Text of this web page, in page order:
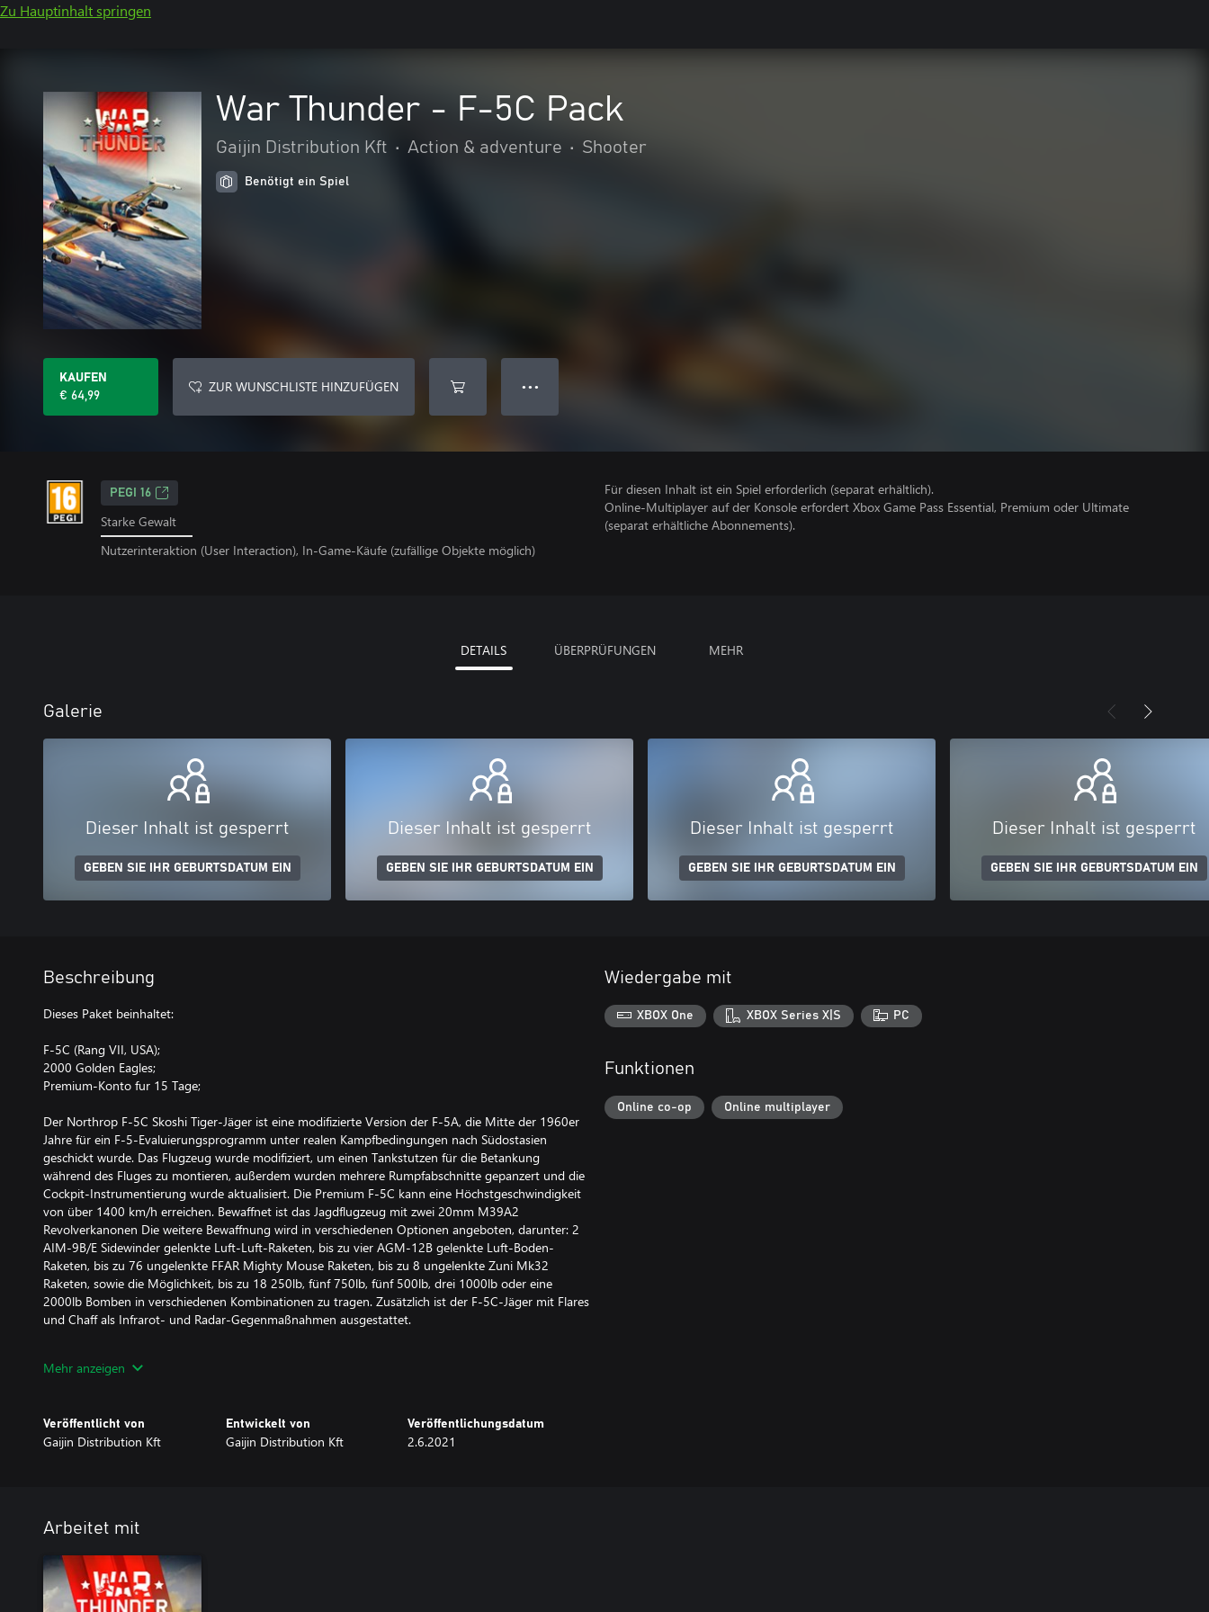
Zu Hauptinhalt springen
War Thunder - F-5C Pack
Gaijin Distribution Kft • Action & adventure • Shooter
Benötigt ein Spiel
KAUFEN
€ 64,99
ZUR WUNSCHLISTE HINZUFÜGEN ● ● ●
PEGI 16
Starke Gewalt
Nutzerinteraktion (User Interaction), In-Game-Käufe (zufällige Objekte möglich)
Für diesen Inhalt ist ein Spiel erforderlich (separat erhältlich).
Online-Multiplayer auf der Konsole erfordert Xbox Game Pass Essential, Premium oder Ultimate
(separat erhältliche Abonnements).
DETAILS ÜBERPRÜFUNGEN MEHR
Galerie
Dieser Inhalt ist gesperrt
GEBEN SIE IHR GEBURTSDATUM EIN
Dieser Inhalt ist gesperrt
GEBEN SIE IHR GEBURTSDATUM EIN
Dieser Inhalt ist gesperrt
GEBEN SIE IHR GEBURTSDATUM EIN
Dieser Inhalt ist gesperrt
GEBEN SIE IHR GEBURTSDATUM EIN
Beschreibung
Dieses Paket beinhaltet:
F-5C (Rang VII, USA);
2000 Golden Eagles;
Premium-Konto fur 15 Tage;
Der Northrop F-5C Skoshi Tiger-Jäger ist eine modifizierte Version der F-5A, die Mitte der 1960er
Jahre für ein F-5-Evaluierungsprogramm unter realen Kampfbedingungen nach Südostasien
geschickt wurde. Das Flugzeug wurde modifiziert, um einen Tankstutzen für die Betankung
während des Fluges zu montieren, außerdem wurden mehrere Rumpfabschnitte gepanzert und die
Cockpit-Instrumentierung wurde aktualisiert. Die Premium F-5C kann eine Höchstgeschwindigkeit
von über 1400 km/h erreichen. Bewaffnet ist das Jagdflugzeug mit zwei 20mm M39A2
Revolverkanonen Die weitere Bewaffnung wird in verschiedenen Optionen angeboten, darunter: 2
AIM-9B/E Sidewinder gelenkte Luft-Luft-Raketen, bis zu vier AGM-12B gelenkte Luft-Boden-
Raketen, bis zu 76 ungelenkte FFAR Mighty Mouse Raketen, bis zu 8 ungelenkte Zuni Mk32
Raketen, sowie die Möglichkeit, bis zu 18 250lb, fünf 750lb, fünf 500lb, drei 1000lb oder eine
2000lb Bomben in verschiedenen Kombinationen zu tragen. Zusätzlich ist der F-5C-Jäger mit Flares
und Chaff als Infrarot- und Radar-Gegenmaßnahmen ausgestattet.
Kampf zu verdienen und ist mit allen verfügbaren Modifikationen ausgestattet.
Spieler fur einen bestimmten Zeitraum in Tagen zusatzliche Forschungspunkte und Silver Lions.
Wird gleichzeitig ein Premium-Fahrzeug verwendet, addieren sich die Boni.
Mehr anzeigen
Veröffentlicht von
Gaijin Distribution Kft
Entwickelt von
Gaijin Distribution Kft
Veröffentlichungsdatum
2.6.2021
Wiedergabe mit
XBOX One XBOX Series X|S PC
Funktionen
Online co-op Online multiplayer
Arbeitet mit